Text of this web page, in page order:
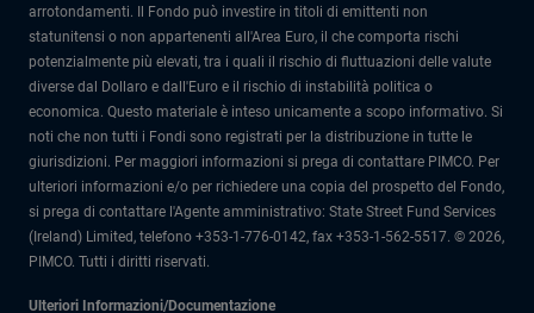
arrotondamenti. Il Fondo può investire in titoli di emittenti non
statunitensi o non appartenenti all'Area Euro, il che comporta rischi
potenzialmente più elevati, tra i quali il rischio di fluttuazioni delle valute
diverse dal Dollaro e dall'Euro e il rischio di instabilità politica o
economica. Questo materiale è inteso unicamente a scopo informativo. Si
noti che non tutti i Fondi sono registrati per la distribuzione in tutte le
giurisdizioni. Per maggiori informazioni si prega di contattare PIMCO. Per
ulteriori informazioni e/o per richiedere una copia del prospetto del Fondo,
si prega di contattare l'Agente amministrativo: State Street Fund Services
(Ireland) Limited, telefono +353-1-776-0142, fax +353-1-562-5517. © 2026,
PIMCO. Tutti i diritti riservati.
Ulteriori Informazioni/Documentazione